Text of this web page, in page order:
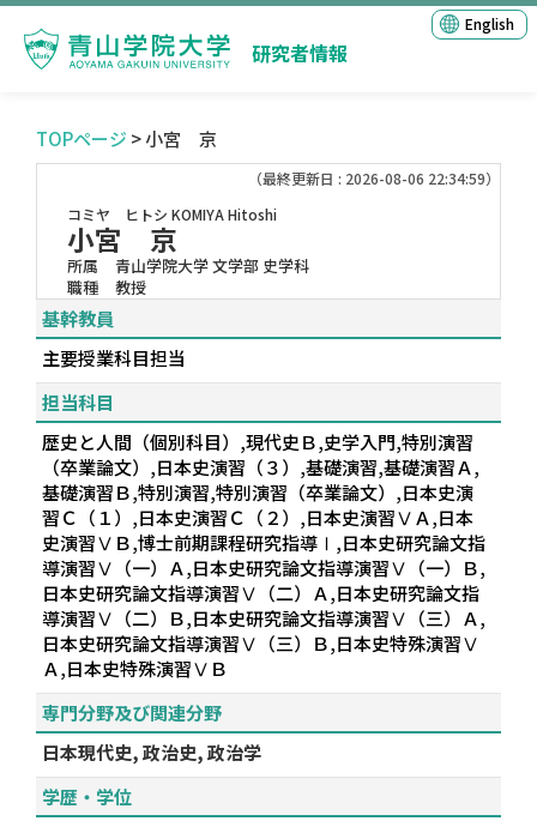
研究者情報
English
TOPページ > 小宮 京
（最終更新日 : 2026-08-06 22:34:59）
コミヤ ヒトシ KOMIYA Hitoshi
小宮 京
所属
青山学院大学 文学部 史学科
職種
教授
基幹教員
主要授業科目担当
担当科目
歴史と人間（個別科目）,現代史Ｂ,史学入門,特別演習
（卒業論文）,日本史演習（３）,基礎演習,基礎演習Ａ,
基礎演習Ｂ,特別演習,特別演習（卒業論文）,日本史演
習Ｃ（１）,日本史演習Ｃ（２）,日本史演習ⅤＡ,日本
史演習ⅤＢ,博士前期課程研究指導Ⅰ,日本史研究論文指
導演習Ⅴ（一）Ａ,日本史研究論文指導演習Ⅴ（一）Ｂ,
日本史研究論文指導演習Ⅴ（二）Ａ,日本史研究論文指
導演習Ⅴ（二）Ｂ,日本史研究論文指導演習Ⅴ（三）Ａ,
日本史研究論文指導演習Ⅴ（三）Ｂ,日本史特殊演習Ⅴ
Ａ,日本史特殊演習ⅤＢ
専門分野及び関連分野
日本現代史, 政治史, 政治学
学歴・学位